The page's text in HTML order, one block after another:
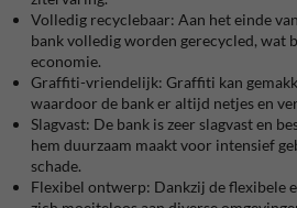
Volledig recyclebaar: Aan het einde
bank volledig worden gerecycled, wat
economie.
Graffiti-vriendelijk: Graffiti kan
waardoor de bank er altijd netjes en
Slagvast: De bank is zeer slagvast en
hem duurzaam maakt voor intensief
schade.
Flexibel ontwerp: Dankzij de flexibele